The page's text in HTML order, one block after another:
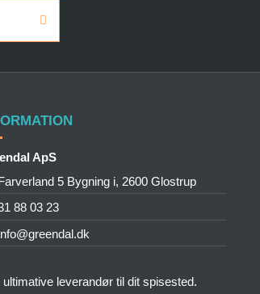
ApS
5 Bygning i, 2600 Glostrup
88 03 23
ultimative leverandør til dit spisested.